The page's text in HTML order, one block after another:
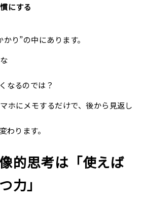
にする
り”の中にあります。
なるのでは？
ホにメモするだけで、後から見返し
わります。
的思考は「使えば
力」